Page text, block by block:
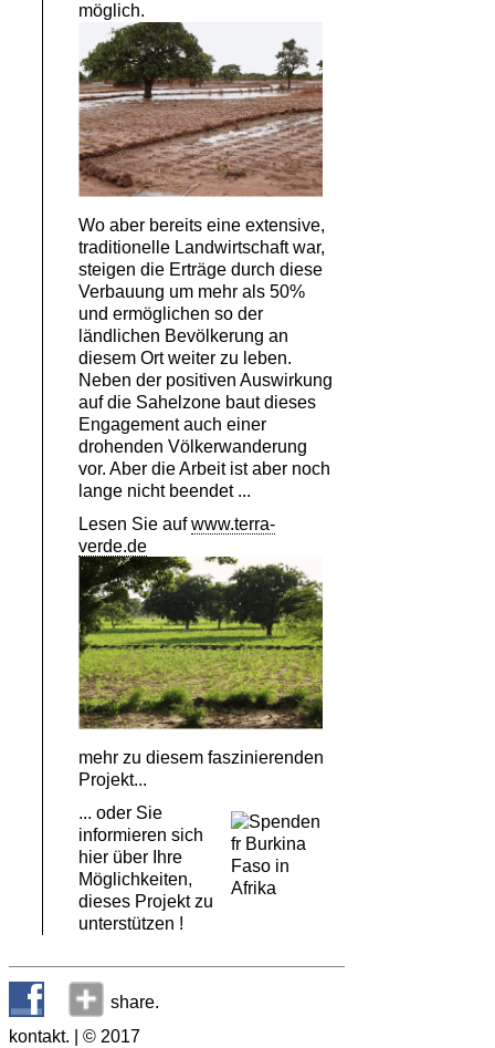
möglich.
Wo aber bereits eine extensive,
traditionelle Landwirtschaft war,
steigen die Erträge durch diese
Verbauung um mehr als 50%
und ermöglichen so der
ländlichen Bevölkerung an
diesem Ort weiter zu leben.
Neben der positiven Auswirkung
auf die Sahelzone baut dieses
Engagement auch einer
drohenden Völkerwanderung
vor. Aber die Arbeit ist aber noch
lange nicht beendet ...
Lesen Sie aufwww.terra-
verde.de
mehr zu diesem faszinierenden
Projekt...
... oder Sie
informieren sich
hier über Ihre
Möglichkeiten,
dieses Projekt zu
unterstützen !
share.
kontakt. | © 2017